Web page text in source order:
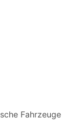
Fahrzeuge